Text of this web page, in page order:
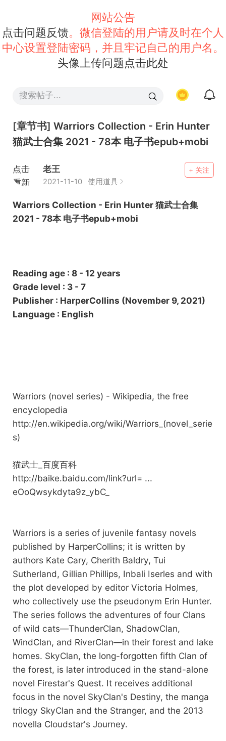
网站公告
点击问题反馈。微信登陆的用户请及时在个人
中心设置登陆密码，并且牢记自己的用户名。
头像上传问题点击此处
[章节书] Warriors Collection - Erin Hunter
猫武士合集 2021 - 78本 电子书epub+mobi
+ 关注
点击
重新
老王
2021-11-10 使用道具
Warriors Collection - Erin Hunter 猫武士合集
2021 - 78本 电子书epub+mobi
Reading age : 8 - 12 years
Grade level : 3 - 7
Publisher : HarperCollins (November 9, 2021)
Language : English
Warriors (novel series) - Wikipedia, the free
encyclopedia
http://en.wikipedia.org/wiki/Warriors_ (novel_serie
s)
猫武士_百度百科
http://baike.baidu.com/link?url= ...
eOoQwsykdyta9z_ybC_
Warriors is a series of juvenile fantasy novels
published by HarperCollins; it is written by
authors Kate Cary, Cherith Baldry, Tui
Sutherland, Gillian Phillips, Inbali Iserles and with
the plot developed by editor Victoria Holmes,
who collectively use the pseudonym Erin Hunter.
The series follows the adventures of four Clans
of wild cats—ThunderClan, ShadowClan,
WindClan, and RiverClan—in their forest and lake
homes. SkyClan, the long-forgotten fifth Clan of
the forest, is later introduced in the stand-alone
novel Firestar's Quest. It receives additional
focus in the novel SkyClan's Destiny, the manga
trilogy SkyClan and the Stranger, and the 2013
novella Cloudstar's Journey.